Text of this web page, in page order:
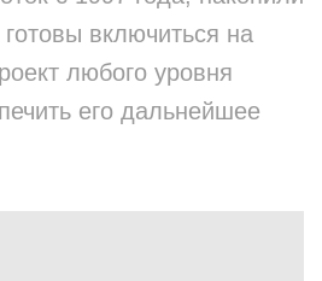
включиться на
любого уровня
его дальнейшее